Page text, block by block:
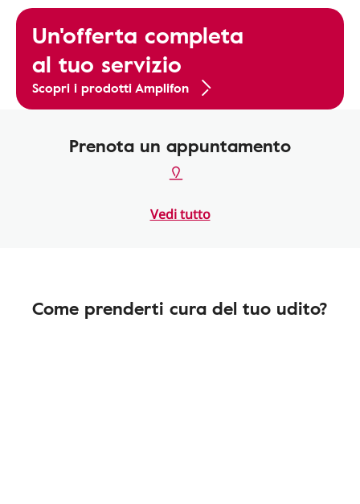
Un'offerta completa
al tuo servizio
Scopri i prodotti Amplifon
Prenota un appuntamento
Vedi tutto
Come prenderti cura del tuo udito?